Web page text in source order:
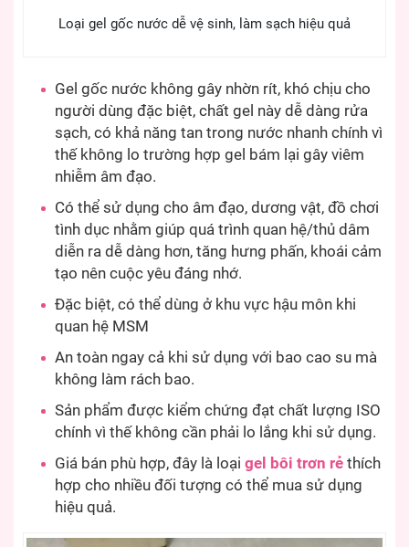
Loại gel gốc nước dễ vệ sinh, làm sạch hiệu quả
Gel gốc nước không gây nhờn rít, khó chịu cho
người dùng đặc biệt, chất gel này dễ dàng rửa
sạch, có khả năng tan trong nước nhanh chính vì
thế không lo trường hợp gel bám lại gây viêm
nhiễm âm đạo.
Có thể sử dụng cho âm đạo, dương vật, đồ chơi
tình dục nhằm giúp quá trình quan hệ/thủ dâm
diễn ra dễ dàng hơn, tăng hưng phấn, khoái cảm
tạo nên cuộc yêu đáng nhớ.
Đặc biệt, có thể dùng ở khu vực hậu môn khi
quan hệ MSM
An toàn ngay cả khi sử dụng với bao cao su mà
không làm rách bao.
Sản phẩm được kiểm chứng đạt chất lượng ISO
chính vì thế không cần phải lo lắng khi sử dụng.
Giá bán phù hợp, đây là loại gel bôi trơn rẻ thích
hợp cho nhiều đối tượng có thể mua sử dụng
hiệu quả.